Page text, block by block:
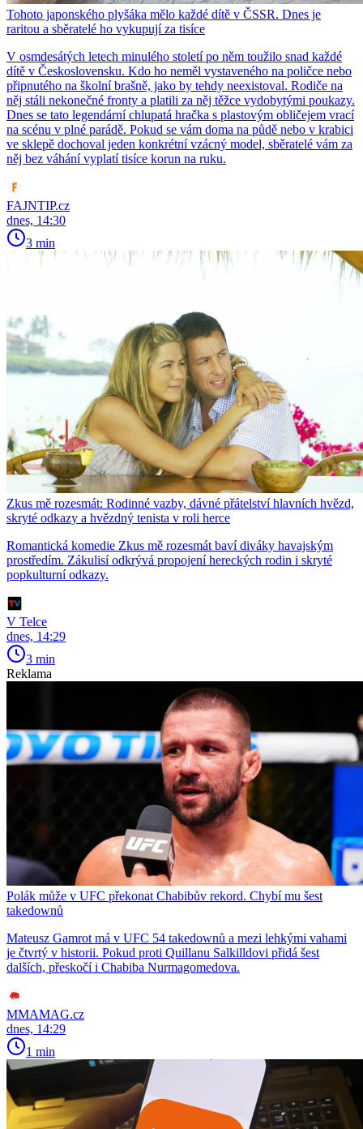
Tohoto japonského plyšáka mělo každé dítě v ČSSR. Dnes je
raritou a sběratelé ho vykupují za tisíce
V osmdesátých letech minulého století po něm toužilo snad každé
dítě v Československu. Kdo ho neměl vystaveného na poličce nebo
připnutého na školní brašně, jako by tehdy neexistoval. Rodiče na
něj stáli nekonečné fronty a platili za něj těžce vydobytými poukazy.
Dnes se tato legendární chlupatá hračka s plastovým obličejem vrací
na scénu v plné parádě. Pokud se vám doma na půdě nebo v krabici
ve sklepě dochoval jeden konkrétní vzácný model, sběratelé vám za
něj bez váhání vyplatí tisíce korun na ruku.
FAJNTIP.cz
dnes, 14:30
3 min
Zkus mě rozesmát: Rodinné vazby, dávné přátelství hlavních hvězd,
skryté odkazy a hvězdný tenista v roli herce
Romantická komedie Zkus mě rozesmát baví diváky havajským
prostředím. Zákulisí odkrývá propojení hereckých rodin i skryté
popkulturní odkazy.
V Telce
dnes, 14:29
3 min
Reklama
Polák může v UFC překonat Chabibův rekord. Chybí mu šest
takedownů
Mateusz Gamrot má v UFC 54 takedownů a mezi lehkými vahami
je čtvrtý v historii. Pokud proti Quillanu Salkilldovi přidá šest
dalších, přeskočí i Chabiba Nurmagomedova.
MMAMAG.cz
dnes, 14:29
1 min